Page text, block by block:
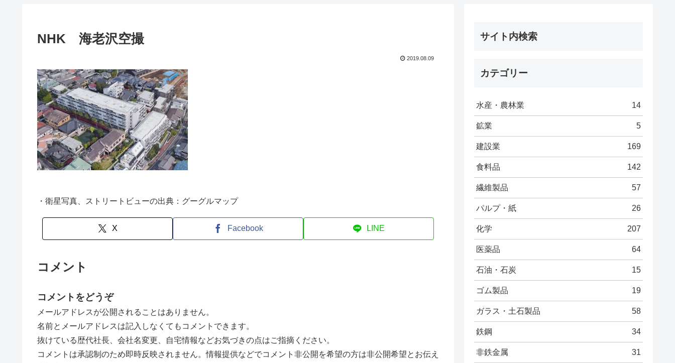
NHK 海老沢空撮
2019.08.09
・衛星写真、ストリートビューの出典：グーグルマップ
X Facebook LINE
コメント
コメントをどうぞ
メールアドレスが公開されることはありません。
名前とメールアドレスは記入しなくてもコメントできます。
抜けている歴代社長、会社名変更、自宅情報などお気づきの点はご指摘ください。
コメントは承認制のため即時反映されません。情報提供などでコメント非公開を希望の方は非公開希望とお伝え
サイト内検索
カテゴリー
水産・農林業 14
鉱業 5
建設業 169
食料品 142
繊維製品 57
パルプ・紙 26
化学 207
医薬品 64
石油・石炭 15
ゴム製品 19
ガラス・土石製品 58
鉄鋼 34
非鉄金属 31